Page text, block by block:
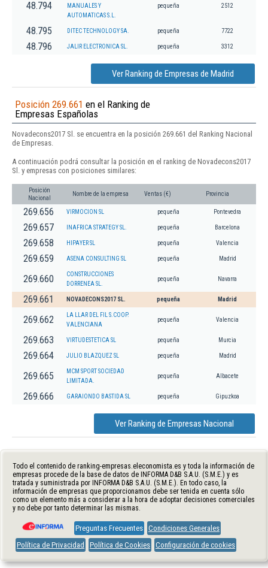
48.794
MANUALES Y
AUTOMATICAS S.L.
pequeña 2512
48.795 DITEC TECHNOLOGY SA. pequeña 7722
48.796 JALIR ELECTRONICA SL. pequeña 3312
Ver Ranking de Empresas de Madrid
Posición 269.661 en el Ranking de
Empresas Españolas
Novadecons2017 Sl. se encuentra en la posición 269.661 del Ranking Nacional
de Empresas.
A continuación podrá consultar la posición en el ranking de Novadecons2017
Sl. y empresas con posiciones similares:
Posición
Nacional
Nombre de la empresa Ventas (€) Provincia
269.656 VIRMOCION SL pequeña Pontevedra
269.657 INAFRICA STRATEGY SL. pequeña Barcelona
269.658 HIPAYER SL pequeña Valencia
269.659 ASENA CONSULTING SL pequeña Madrid
269.660
CONSTRUCCIONES
DORRENEA SL.
pequeña Navarra
269.661 NOVADECONS2017 SL. pequeña Madrid
269.662
LA LLAR DEL FIL S.COOP.
VALENCIANA
pequeña Valencia
269.663 VIRTUDESTETICA SL pequeña Murcia
269.664 JULIO BLAZQUEZ SL pequeña Madrid
269.665
MCM SPORT SOCIEDAD
LIMITADA.
pequeña Albacete
269.666 GARAIONDO BASTIDA SL pequeña Gipuzkoa
Ver Ranking de Empresas Nacional
Todo el contenido de ranking-empresas.eleconomista.es y toda la información de
empresas procede de la base de datos de INFORMA D&B S.A.U. (S.M.E.) y es
tratada y suministrada por INFORMA D&B S.A.U. (S.M.E.). En todo caso, la
información de empresas que proporcionamos debe ser tenida en cuenta sólo
como un elemento más a considerar a la hora de adoptar decisiones comerciales
y no debe por tanto determinar las mismas.
Preguntas Frecuentes Condiciones Generales
Política de Privacidad
Política de Cookies Configuración de cookies